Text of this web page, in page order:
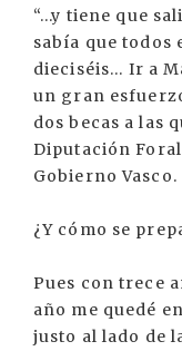
“...y tiene que
sabía que todos
dieciséis... Ir a
un gran
dos becas a las
Diputación
Gobierno Vasco.
¿Y cómo se
Pues con trece
año me quedé
justo al lado de